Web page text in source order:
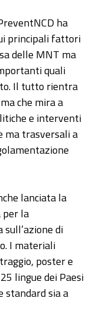
ha
principali fattori
delle MNT ma
quali
Il tutto rientra
che mira a
e interventi
ma trasversali a
lanciata la
per la
di
I materiali
poster e
lingue dei Paesi
standard sia a